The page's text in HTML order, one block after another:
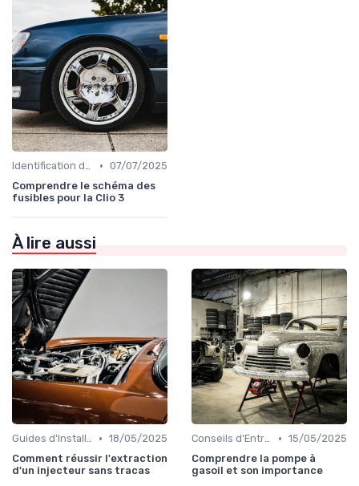
Identification de la Pièce Nécessaire • 07/07/2025
Comprendre le schéma des
fusibles pour la Clio 3
À lire aussi
Guides d'Installation et de Réparation • 18/05/2025
Comment réussir l'extraction
d'un injecteur sans tracas
Conseils d'Entretien Auto • 15/05/2025
Comprendre la pompe à
gasoil et son importance